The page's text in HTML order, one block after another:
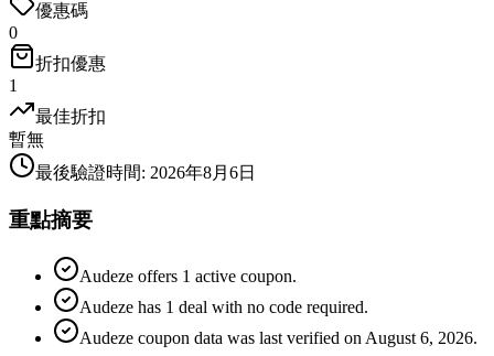
優惠碼
0
折扣優惠
1
最佳折扣
暫無
最後驗證時間: 2026年8月6日
重點摘要
Audeze offers 1 active coupon.
Audeze has 1 deal with no code required.
Audeze coupon data was last verified on August 6, 2026.